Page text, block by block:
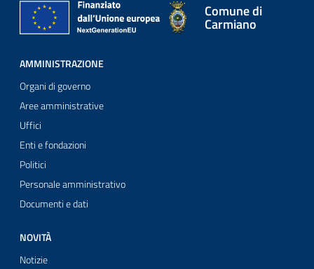
Comune di
Carmiano
AMMINISTRAZIONE
Organi di governo
Aree amministrative
Uffici
Enti e fondazioni
Politici
Personale amministrativo
Documenti e dati
NOVITÀ
Notizie